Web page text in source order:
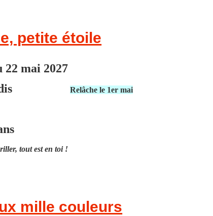
petite étoile
22 mai 2027
Relâche le 1er mai
tout est en toi !
mille couleurs